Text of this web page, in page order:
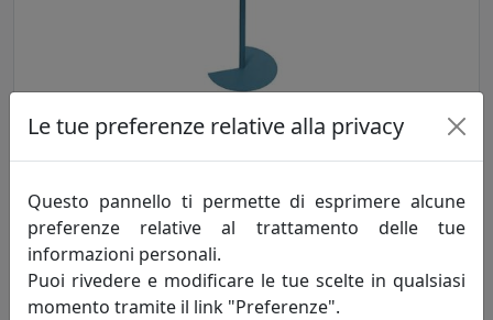
TAVOLINO WAY BAR H90 OUTDOOR CT11090-10 PETROLIO
MemeDesign
518,00 €
Le tue preferenze relative alla privacy
Questo pannello ti permette di esprimere alcune
preferenze relative al trattamento delle tue
informazioni personali.
Puoi rivedere e modificare le tue scelte in qualsiasi
momento tramite il link "Preferenze".